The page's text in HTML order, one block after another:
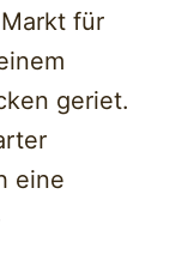
für
geriet.
eine